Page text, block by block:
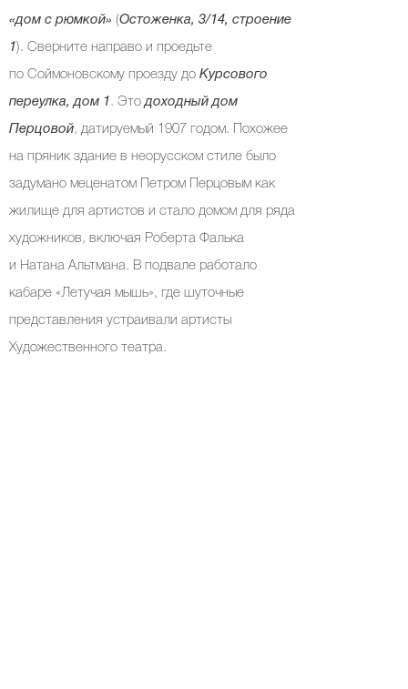
«дом с рюмкой» (Остоженка, 3/14, строение
1 ). Сверните направо и проедьте
по Соймоновскому проезду до Курсового
переулка, дом 1 . Этодоходный дом
Перцовой, датируемый 1907 годом. Похожее
на пряник здание в неорусском стиле было
задумано меценатом Петром Перцовым как
жилище для артистов и стало домом для ряда
художников, включая Роберта Фалька
и Натана Альтмана. В подвале работало
кабаре «Летучая мышь», где шуточные
представления устраивали артисты
Художественного театра.